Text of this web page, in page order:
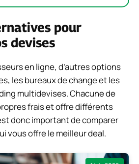
pour
devises
en ligne, d’autres options
les bureaux de change et les
multidevises. Chacune de
frais et offre différents
donc important de comparer
vous offre le meilleur deal.